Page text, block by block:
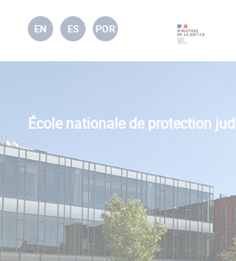
École nationale de protection
EN ES POR